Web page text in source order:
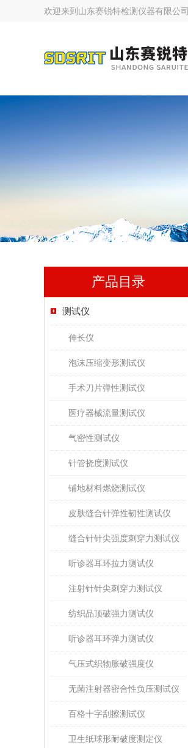
欢迎来到 山东赛锐特检测仪器有限公司
产品目录
测试仪
伸长仪
泡沫压缩变形测试仪
手术刀片弹性测试仪
医疗器械流量测试仪
气密性测试仪
针管挠度测试仪
铺地材料燃烧测试仪
皮肤缝合针弹性韧性测试仪
缝合针针尖强度刺穿力测试仪
听诊器耳环拉力测试仪
注射针针尖刺穿力测试仪
纺织品顶破强力测试仪
听诊器耳环弹力测试仪
气压式织物胀破强度仪
无菌注射器密合性负压测试仪
百格十字刮擦测试仪
卫生纸球形耐破度测定仪